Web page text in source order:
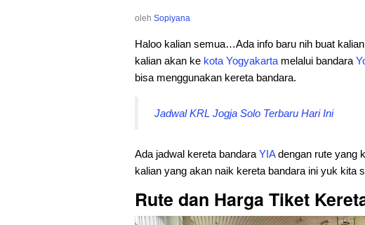
oleh Sopiyana
Haloo kalian semua…Ada info baru nih buat
kalian akan ke kota Yogyakarta melalui bandara
bisa menggunakan kereta bandara.
Jadwal KRL Jogja Solo Terbaru Hari Ini
Ada jadwal kereta bandara YIAdengan rute yang
kalian yang akan naik kereta bandara ini yuk kita
Rute dan Harga Tiket